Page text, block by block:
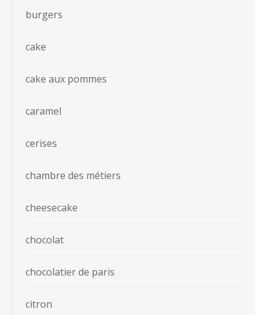
burgers
cake
cake aux pommes
caramel
cerises
chambre des métiers
cheesecake
chocolat
chocolatier de paris
citron